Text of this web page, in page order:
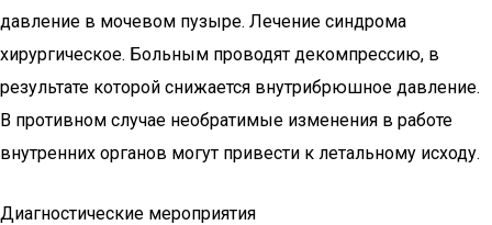
давление в мочевом пузыре. Лечение синдрома
хирургическое. Больным проводят декомпрессию, в
результате которой снижается внутрибрюшное давление.
В противном случае необратимые изменения в работе
внутренних органов могут привести к летальному исходу.
Диагностические мероприятия